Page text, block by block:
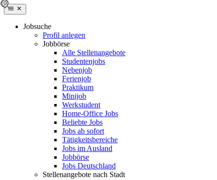
Jobsuche
Profil anlegen
Jobbörse
Alle Stellenangebote
Studentenjobs
Nebenjob
Ferienjob
Praktikum
Minijob
Werkstudent
Home-Office Jobs
Beliebte Jobs
Jobs ab sofort
Tätigkeitsbereiche
Jobs im Ausland
Jobbörse
Jobs Deutschland
Stellenangebote nach Stadt